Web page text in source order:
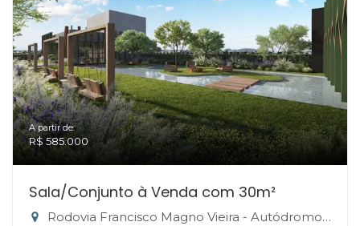
A partir de:
R$ 585.000
Sala/Conjunto à Venda com 30m²
Rodovia Francisco Magno Vieira - Autódromo, Florianópolis-SC